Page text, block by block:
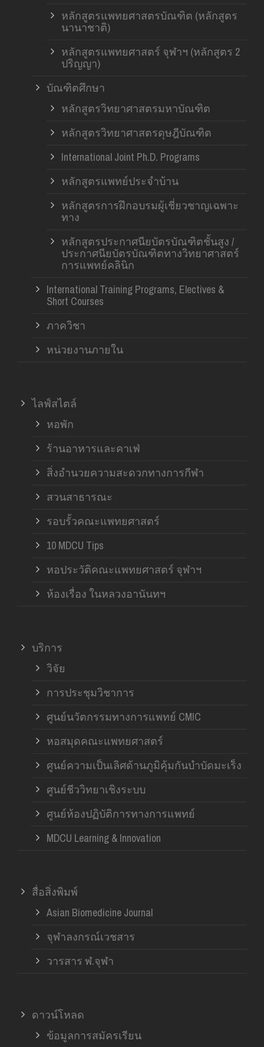
หลักสูตรแพทยศาสตรบัณฑิต (หลักสูตร
นานาชาติ)
หลักสูตรแพทยศาสตร์ จุฬาฯ (หลักสูตร 2
ปริญญา)
บัณฑิตศึกษา
หลักสูตรวิทยาศาสตรมหาบัณฑิต
หลักสูตรวิทยาศาสตรดุษฎีบัณฑิต
International Joint Ph.D. Programs
หลักสูตรแพทย์ประจำบ้าน
หลักสูตรการฝึกอบรมผู้เชี่ยวชาญเฉพาะ
ทาง
หลักสูตรประกาศนียบัตรบัณฑิตชั้นสูง /
ประกาศนียบัตรบัณฑิตทางวิทยาศาสตร์
การแพทย์คลินิก
International Training Programs, Electives &
Short Courses
ภาควิชา
หน่วยงานภายใน
ไลฟ์สไตล์
หอพัก
ร้านอาหารและคาเฟ่
สิ่งอำนวยความสะดวกทางการกีฬา
สวนสาธารณะ
รอบรั้วคณะแพทยศาสตร์
10 MDCU Tips
หอประวัติคณะแพทยศาสตร์ จุฬาฯ
ห้องเรื่อง ในหลวงอานันทฯ
บริการ
วิจัย
การประชุมวิชาการ
ศูนย์นวัตกรรมทางการแพทย์ CMIC
หอสมุดคณะแพทยศาสตร์
ศูนย์ความเป็นเลิศด้านภูมิคุ้มกันบำบัดมะเร็ง
ศูนย์ชีววิทยาเชิงระบบ
ศูนย์ห้องปฏิบัติการทางการแพทย์
MDCU Learning & Innovation
สื่อสิ่งพิมพ์
Asian Biomedicine Journal
จุฬาลงกรณ์เวชสาร
วารสาร ฬ.จุฬา
ดาวน์โหลด
ข้อมูลการสมัครเรียน